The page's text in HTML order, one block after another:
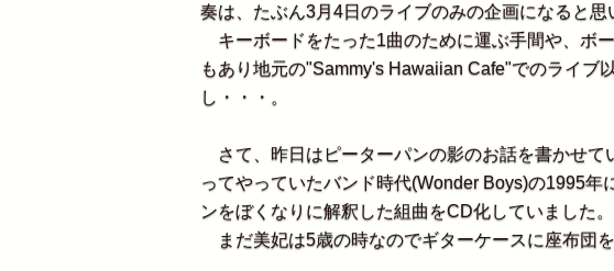
奏は、たぶん3月4日のライブのみの企画になると思
キーボードをたった1曲のために運ぶ手間や、ボ
もあり地元の"Sammy's Hawaiian Cafe"でのライブ
し・・・。
さて、昨日はピーターパンの影のお話を書かせて
ってやっていたバンド時代(Wonder Boys)の1995年
ンをぼくなりに解釈した組曲をCD化していました。
まだ美妃は5歳の時なのでギターケースに座布団